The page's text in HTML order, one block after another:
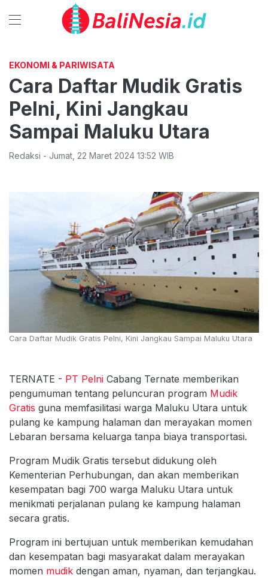
EKONOMI & PARIWISATA
Cara Daftar Mudik Gratis
Pelni, Kini Jangkau
Sampai Maluku Utara
Redaksi - Jumat 22 Maret 2024 13:52 WIB
Cara Daftar Mudik Gratis Pelni, Kini Jangkau Sampai Maluku Utara
TERNATE - PT Pelni Cabang Ternate memberikan
pengumuman tentang peluncuran program Mudik
Gratis guna memfasilitasi warga Maluku Utara untuk
pulang ke kampung halaman dan merayakan momen
Lebaran bersama keluarga tanpa biaya transportasi.
Program Mudik Gratis tersebut didukung oleh
Kementerian Perhubungan, dan akan memberikan
kesempatan bagi 700 warga Maluku Utara untuk
menikmati perjalanan pulang ke kampung halaman
secara gratis.
Program ini bertujuan untuk memberikan kemudahan
dan kesempatan bagi masyarakat dalam merayakan
momen mudik dengan aman, nyaman, dan terjangkau.